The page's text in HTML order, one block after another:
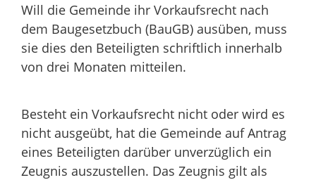
Will die Gemeinde ihr Vorkaufsrecht nach
dem Baugesetzbuch (BauGB) ausüben, muss
sie dies den Beteiligten schriftlich innerhalb
von drei Monaten mitteilen.
Besteht ein Vorkaufsrecht nicht oder wird es
nicht ausgeübt, hat die Gemeinde auf Antrag
eines Beteiligten darüber unverzüglich ein
Zeugnis auszustellen. Das Zeugnis gilt als